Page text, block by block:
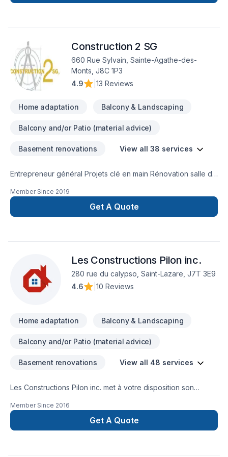
Construction 2 SG
660 Rue Sylvain, Sainte-Agathe-des-
Monts, J8C 1P3
4.9
13 Reviews
Home adaptation Balcony & Landscaping
Balcony and/or Patio (material advice)
Basement renovations View all 38 services
Entrepreneur général Projets clé en main Rénovation salle de
et une en Estrie pour mieux vous servir
Member Since 2019
Get A Quote
Les Constructions Pilon inc.
280 rue du calypso, Saint-Lazare, J7T 3E9
4.6
10 Reviews
Home adaptation Balcony & Landscaping
Balcony and/or Patio (material advice)
Basement renovations View all 48 services
Les Constructions Pilon inc. met à votre disposition son
sinistre, Armoires, Carrelage, Charpentier, Commercial,
Cuisine, Démolition, Escalier et rampe, Garage, Gouttières,
Gypse, Meubles, Peinture, Plancher, Rénovation générale,
Member Since 2016
Get A Quote